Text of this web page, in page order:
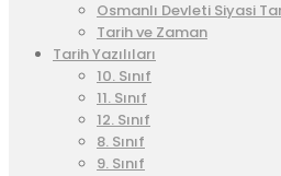
Osmanlı Devleti Siyasi
Tarih ve Zaman
Tarih Yazılıları
10. Sınıf
11. Sınıf
12. Sınıf
8. Sınıf
9. Sınıf